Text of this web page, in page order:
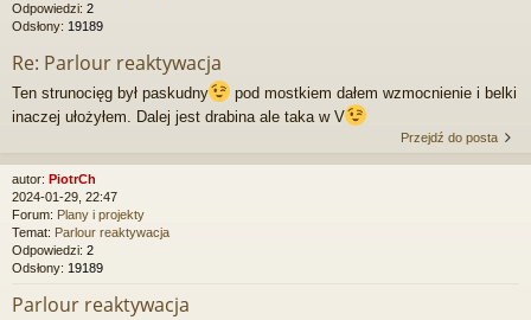
Odpowiedzi: 2
Odsłony: 19189
Re: Parlour reaktywacja
Ten strunocięg był paskudny
pod mostkiem dałem wzmocnienie i belki
inaczej ułożyłem. Dalej jest drabina ale taka w V
Przejdź do posta
autor: PiotrCh
2024-01-29, 22:47
Forum: Plany i projekty
Temat: Parlour reaktywacja
Odpowiedzi: 2
Odsłony: 19189
Parlour reaktywacja